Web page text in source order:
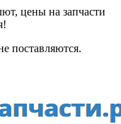
цены на запчасти
поставляются.